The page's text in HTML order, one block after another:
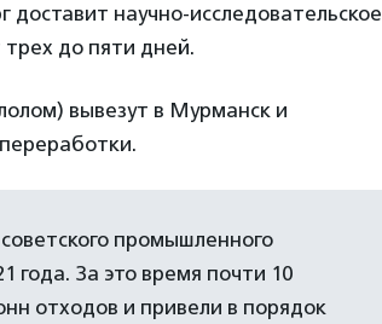
доставит научно-исследовательское
до пяти дней.
вывезут в Мурманск и
промышленного
года. За это время почти 10
отходов и привели в порядок